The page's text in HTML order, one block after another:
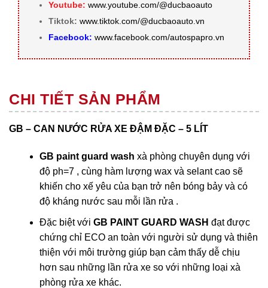
Youtube: www.youtube.com/@ducbaoauto
Tiktok: www.tiktok.com/@ducbaoauto.vn
Facebook: www.facebook.com/autospapro.vn
CHI TIẾT SẢN PHẨM
GB – CAN NƯỚC RỬA XE ĐẬM ĐẶC – 5 LÍT
GB paint guard wash xà phòng chuyên dụng với
độ ph=7 , cùng hàm lượng wax và selant cao sẽ
khiến cho xế yêu của bạn trở nên bóng bảy và có
độ kháng nước sau mỗi lần rửa .
Đặc biệt với GB PAINT GUARD WASH đạt được
chứng chỉ ECO an toàn với người sử dụng và thiên
thiện với môi trường giúp bạn cảm thấy dễ chịu
hơn sau những lần rửa xe so với những loại xà
phòng rửa xe khác.